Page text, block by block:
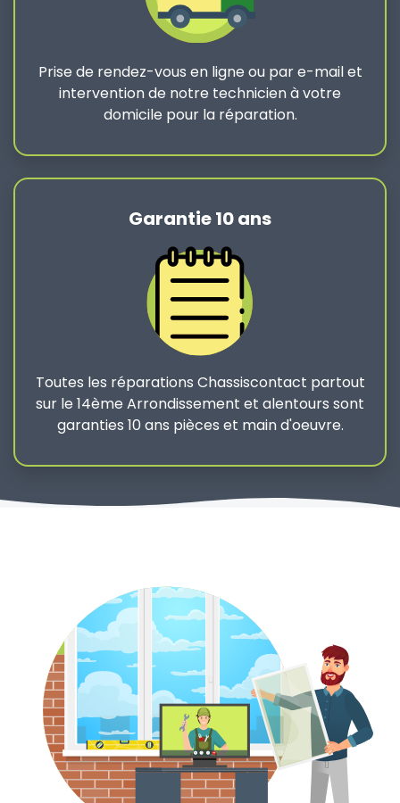
Prise de rendez-vous en ligne ou par e-mail et
intervention de notre technicien à votre
domicile pour la réparation.
Garantie 10 ans
Toutes les réparations Chassiscontact partout
sur le 14ème Arrondissement et alentours sont
garanties 10 ans pièces et main d'oeuvre.